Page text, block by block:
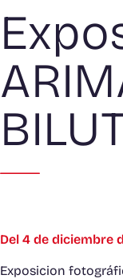
Del 4 de diciembre
Exposicion